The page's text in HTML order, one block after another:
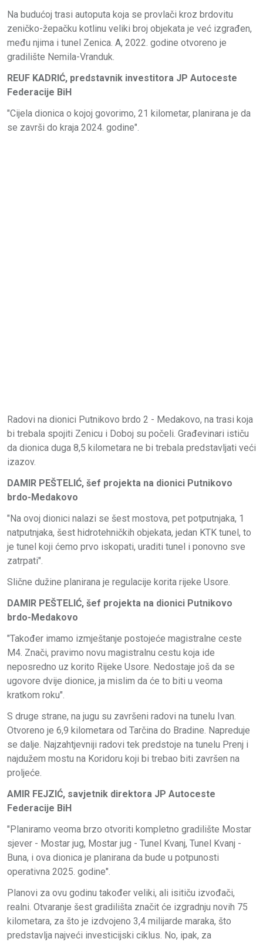
Na budućoj trasi autoputa koja se provlači kroz brdovitu
zeničko-žepačku kotlinu veliki broj objekata je već izgrađen,
među njima i tunel Zenica. A, 2022. godine otvoreno je
gradilište Nemila-Vranduk.
REUF KADRIĆ, predstavnik investitora JP Autoceste
Federacije BiH
"Cijela dionica o kojoj govorimo, 21 kilometar, planirana je da
se završi do kraja 2024. godine".
Radovi na dionici Putnikovo brdo 2 - Medakovo, na trasi koja
bi trebala spojiti Zenicu i Doboj su počeli. Građevinari ističu
da dionica duga 8,5 kilometara ne bi trebala predstavljati veći
izazov.
DAMIR PEŠTELIĆ, šef projekta na dionici Putnikovo
brdo-Medakovo
"Na ovoj dionici nalazi se šest mostova, pet potputnjaka, 1
natputnjaka, šest hidrotehničkih objekata, jedan KTK tunel, to
je tunel koji ćemo prvo iskopati, uraditi tunel i ponovno sve
zatrpati".
Slične dužine planirana je regulacije korita rijeke Usore.
DAMIR PEŠTELIĆ, šef projekta na dionici Putnikovo
brdo-Medakovo
"Također imamo izmještanje postojeće magistralne ceste
M4. Znači, pravimo novu magistralnu cestu koja ide
neposredno uz korito Rijeke Usore. Nedostaje još da se
ugovore dvije dionice, ja mislim da će to biti u veoma
kratkom roku".
S druge strane, na jugu su završeni radovi na tunelu Ivan.
Otvoreno je 6,9 kilometara od Tarčina do Bradine. Napreduje
se dalje. Najzahtjevniji radovi tek predstoje na tunelu Prenj i
najdužem mostu na Koridoru koji bi trebao biti završen na
proljeće.
AMIR FEJZIĆ, savjetnik direktora JP Autoceste
Federacije BiH
"Planiramo veoma brzo otvoriti kompletno gradilište Mostar
sjever - Mostar jug, Mostar jug - Tunel Kvanj, Tunel Kvanj -
Buna, i ova dionica je planirana da bude u potpunosti
operativna 2025. godine".
Planovi za ovu godinu također veliki, ali isitiču izvođači,
realni. Otvaranje šest gradilišta značit će izgradnju novih 75
kilometara, za što je izdvojeno 3,4 milijarde maraka, što
predstavlja najveći investicijski ciklus. No, ipak, za